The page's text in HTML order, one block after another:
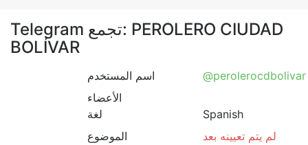
Telegram تجمع: PEROLERO CIUDAD
BOLÍVAR
اسم المستخدم
@perolerocdbolivar
الأعضاء
لغة
Spanish
الموضوع
لم يتم تعيينه بعد